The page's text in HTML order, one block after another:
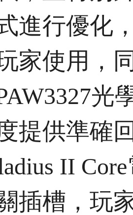
進行優化
家使用，
光
提供準確
II
插槽，玩